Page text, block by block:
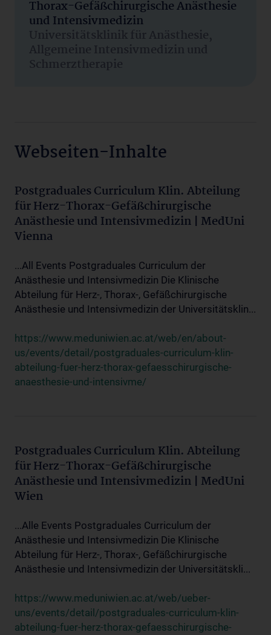
Thorax-Gefäßchirurgische Anästhesie
und Intensivmedizin
Universitätsklinik für Anästhesie,
Allgemeine Intensivmedizin und
Schmerztherapie
Webseiten-Inhalte
Postgraduales Curriculum Klin. Abteilung
für Herz-Thorax-Gefäßchirurgische
Anästhesie und Intensivmedizin | MedUni
Vienna
...All Events Postgraduales Curriculum der
Anästhesie und Intensivmedizin Die Klinische
Abteilung für Herz-, Thorax-, Gefäßchirurgische
Anästhesie und Intensivmedizin der Universitätsklin...
https://www.meduniwien.ac.at/web/en/about-
us/events/detail/postgraduales-curriculum-klin-
abteilung-fuer-herz-thorax-gefaesschirurgische-
anaesthesie-und-intensivme/
Postgraduales Curriculum Klin. Abteilung
für Herz-Thorax-Gefäßchirurgische
Anästhesie und Intensivmedizin | MedUni
Wien
...Alle Events Postgraduales Curriculum der
Anästhesie und Intensivmedizin Die Klinische
Abteilung für Herz-, Thorax-, Gefäßchirurgische
Anästhesie und Intensivmedizin der Universitätskli...
https://www.meduniwien.ac.at/web/ueber-
uns/events/detail/postgraduales-curriculum-klin-
abteilung-fuer-herz-thorax-gefaesschirurgische-